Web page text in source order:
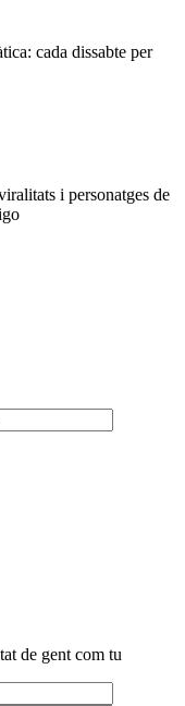
cada dissabte per
i personatges de
de gent com tu